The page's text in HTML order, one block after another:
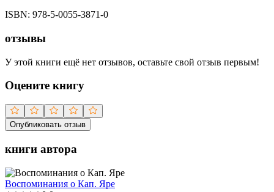
ISBN: 978-5-0055-3871-0
отзывы
У этой книги ещё нет отзывов, оставьте свой отзыв первым!
Оцените книгу
Опубликовать отзыв
книги автора
Воспоминания о Кап. Яре